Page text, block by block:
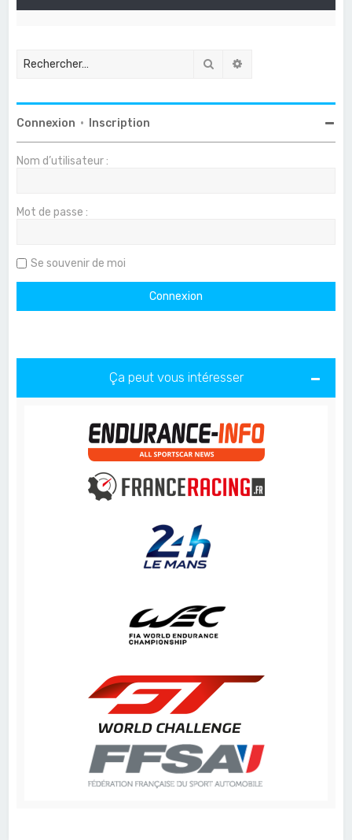
Rechercher
Connexion • Inscription
Nom d’utilisateur :
Mot de passe :
Se souvenir de moi
Ça peut vous intéresser